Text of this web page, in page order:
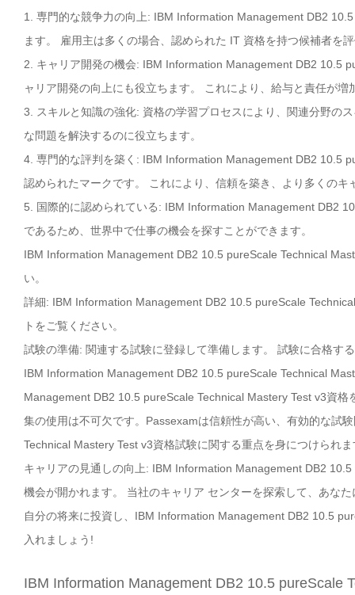
1. 専門的な競争力の向上: IBM Information Management DB2
ます。 雇用主は多くの場合、認められた IT 資格を持つ候補者を
2. キャリア開発の機会: IBM Information Management DB2 10.5
ャリア開発の向上にも役立ちます。 これにより、給与と責任が
3. スキルと知識の強化: 資格の学習プロセスにより、関連分野の
な問題を解決するのに役立ちます。
4. 専門的な評判を築く: IBM Information Management DB2 10.5
認められたマークです。 これにより、信頼を築き、より多くの
5. 国際的に認められている: IBM Information Management DB2
であるため、世界中で仕事の機会を探すことができます。
IBM Information Management DB2 10.5 pureScale Technical
い。
詳細: IBM Information Management DB2 10.5 pureScale
トをご覧ください。
試験の準備: 関連する試験に登録して準備します。 試験に合格す
IBM Information Management DB2 10.5 pureScale Technical
Management DB2 10.5 pureScale Technical Mastery Test v3資
集の使用は不可欠です。Passexamは信頼性が高い、有効的な試
Technical Mastery Test v3資格試験に関する重点を身につけられま
キャリアの見通しの向上: IBM Information Management DB2
機会が開かれます。 当社のキャリア センターを探索して、あな
自分の将来に投資し、IBM Information Management DB2 10.5
入れましょう!
IBM Information Management DB2 10.5 pureScale